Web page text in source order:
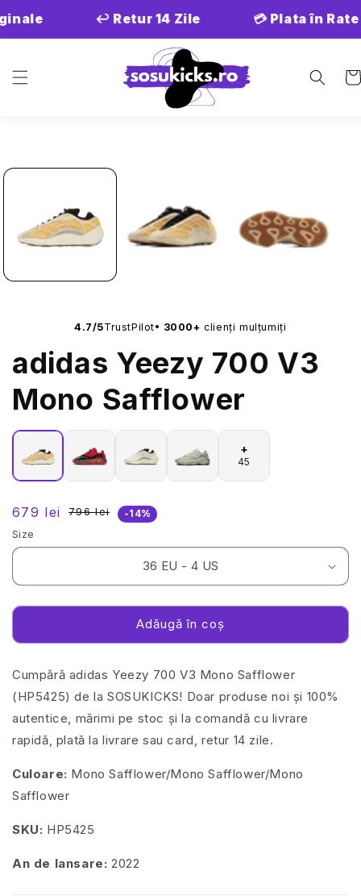
Salt la
conținut
↩️ Retur 14 Zile 💳 Plata în Rate
produs
4.7/5TrustPilot• 3000+ clienți mulțumiți
adidas Yeezy 700 V3
Mono Safflower
+
45
Preț
redus
679 lei
Preț
obișnuit
796 lei -14%
Size
Adăugă în coș
Cumpără adidas Yeezy 700 V3 Mono Safflower
(HP5425) de la SOSUKICKS! Doar produse noi și 100%
autentice, mărimi pe stoc și la comandă cu livrare
rapidă, plată la livrare sau card, retur 14 zile.
Culoare: Mono Safflower/Mono Safflower/Mono
Safflower
SKU: HP5425
An de lansare: 2022